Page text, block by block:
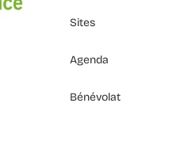
Sites
Agenda
Bénévolat